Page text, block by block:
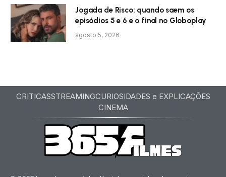
Jogada de Risco: quando saem os
episódios 5 e 6 e o final no Globoplay
agosto 5, 2026
CRITICASSTREAMINGCURIOSIDADES e EXPLICAÇÕES
CINEMA